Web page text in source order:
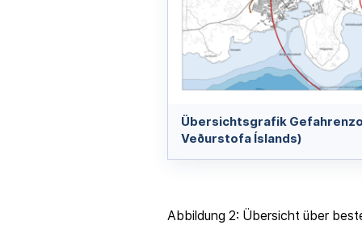
Übersichtsgrafik
Veðurstofa Íslands)
Abbildung 2: Übersicht über